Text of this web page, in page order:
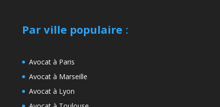
Par ville populaire:
Avocat à Paris
Avocat à Marseille
Avocat à Lyon